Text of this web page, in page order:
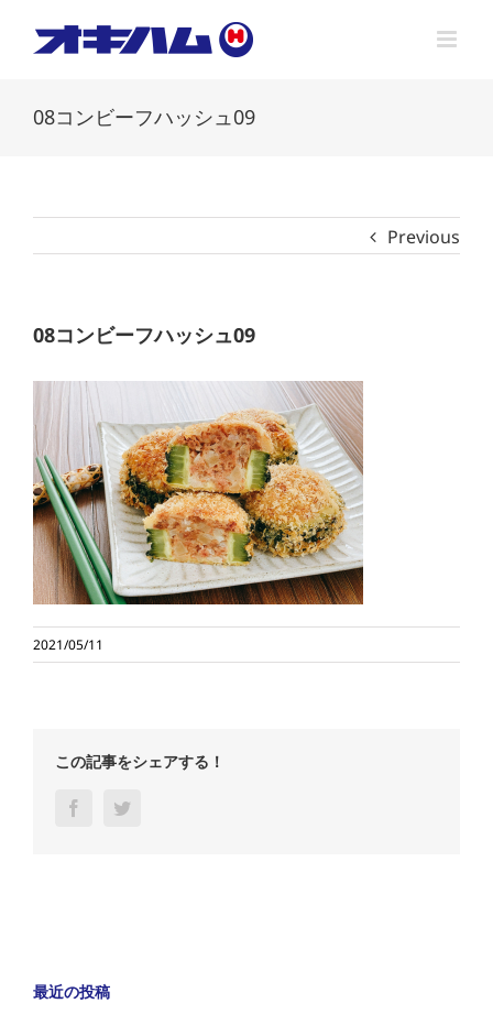
08コンビーフハッシュ09
Previous
08コンビーフハッシュ09
2021/05/11
この記事をシェアする！
Facebook
最近の投稿